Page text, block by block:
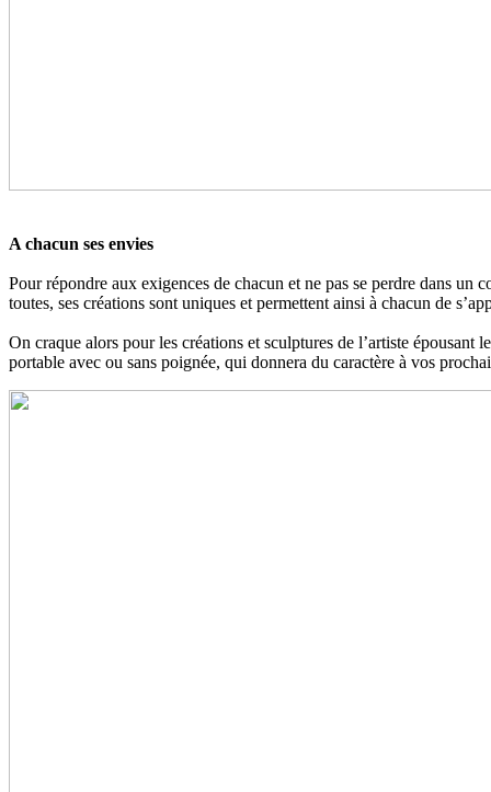
A chacun ses envies
Pour répondre aux exigences de chacun et ne pas se perdre dans un
toutes, ses créations sont uniques et permettent ainsi à chacun de
On craque alors pour les créations et sculptures de l’artiste
portable avec ou sans poignée, qui donnera du caractère à vos